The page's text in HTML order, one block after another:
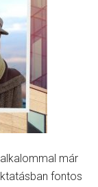
már
fontos